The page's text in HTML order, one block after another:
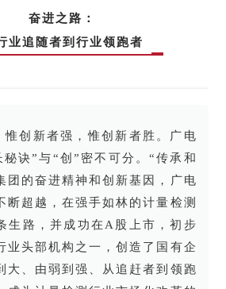
奋进之路：
业追随者到行业领跑者
惟创新者强，惟创新者胜。广电
诀”与“创”密不可分。“传承和
团的奋进精神和创新基因，广电
断超越，在强手如林的计量检测
生路，并成功在A股上市，初步
业头部机构之一，创造了国有企
大、由弱到强、从追赶者到领跑